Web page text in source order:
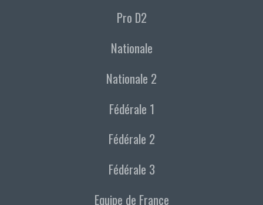
Pro D2
Nationale
Nationale 2
Fédérale 1
Fédérale 2
Fédérale 3
Equipe de France